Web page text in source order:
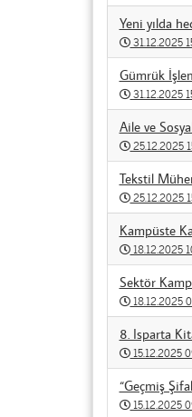
Yeni yılda
31.12.2025
Gümrük
31.12.2025
Aile ve
25.12.2025
Tekstil
25.12.2025
Kampüste
18.12.2025
Sektör
18.12.2025
8. Isparta
15.12.2025
“Geçmiş
15.12.2025